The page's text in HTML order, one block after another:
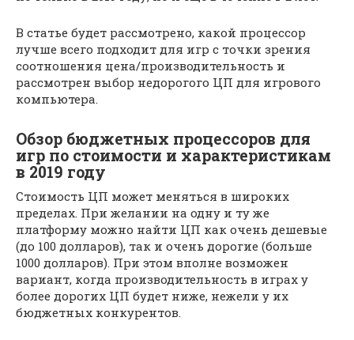
В статье будет рассмотрено, какой процессор
лучше всего подходит для игр с точки зрения
соотношения цена/производительность и
рассмотрен выбор недорогого ЦП для игрового
компьютера.
Обзор бюджетных процессоров для
игр по стоимости и характеристикам
в 2019 году
Стоимость ЦП может меняться в широких
пределах. При желании на одну и ту же
платформу можно найти ЦП как очень дешевые
(до 100 долларов), так и очень дорогие (больше
1000 долларов). При этом вполне возможен
вариант, когда производительность в играх у
более дорогих ЦП будет ниже, нежели у их
бюджетных конкурентов.